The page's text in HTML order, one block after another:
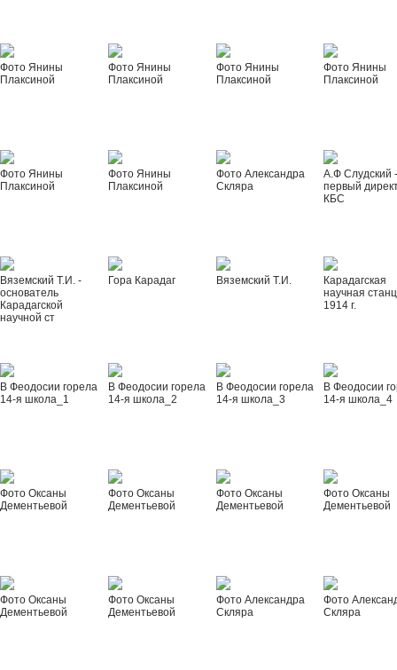
Фото Янины
Плаксиной
Фото Янины
Плаксиной
Фото Янины
Плаксиной
Фото Янины
Плаксиной
Фото Янины
Плаксиной
Фото Янины
Плаксиной
Фото Александра
Скляра
А.Ф Слудский
первый
КБС
Вяземский Т.И. -
основатель
Карадагской
научной ст
Гора Карадаг Вяземский Т.И.
Карадагская
научная
1914 г.
В Феодосии горела
14-я школа_1
В Феодосии горела
14-я школа_2
В Феодосии горела
14-я школа_3
В Феодосии
14-я школа_4
Фото Оксаны
Дементьевой
Фото Оксаны
Дементьевой
Фото Оксаны
Дементьевой
Фото Оксаны
Дементьевой
Фото Оксаны
Дементьевой
Фото Оксаны
Дементьевой
Фото Александра
Скляра
Фото
Скляра